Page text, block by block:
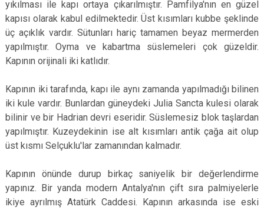
yıkılması ile kapı ortaya çıkarılmıştır. Pamfilya'nın en güzel
kapısı olarak kabul edilmektedir. Üst kısımları kubbe şeklinde
üç açıklık vardır. Sütunları hariç tamamen beyaz mermerden
yapılmıştır. Oyma ve kabartma süslemeleri çok güzeldir.
Kapının orijinali iki katlıdır.
Kapının iki tarafında, kapı ile aynı zamanda yapılmadığı bilinen
iki kule vardır. Bunlardan güneydeki Julia Sancta kulesi olarak
bilinir ve bir Hadrian devri eseridir. Süslemesiz blok taşlardan
yapılmıştır. Kuzeydekinin ise alt kısımları antik çağa ait olup
üst kısmı Selçuklu'lar zamanından kalmadır.
Kapının önünde durup birkaç saniyelik bir değerlendirme
yapınız. Bir yanda modern Antalya'nın çift sıra palmiyelerle
ikiye ayrılmış Atatürk Caddesi. Kapının arkasında ise eski